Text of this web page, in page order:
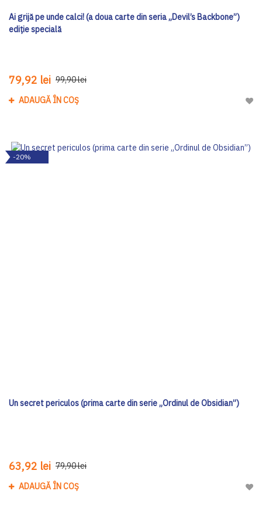
Ai grijă pe unde calci! (a doua carte din seria „Devil’s Backbone”)
ediţie specială
79,92 lei 99,90 lei
ADAUGĂ ÎN COȘ
-20%
Un secret periculos (prima carte din serie „Ordinul de Obsidian”)
63,92 lei 79,90 lei
ADAUGĂ ÎN COȘ